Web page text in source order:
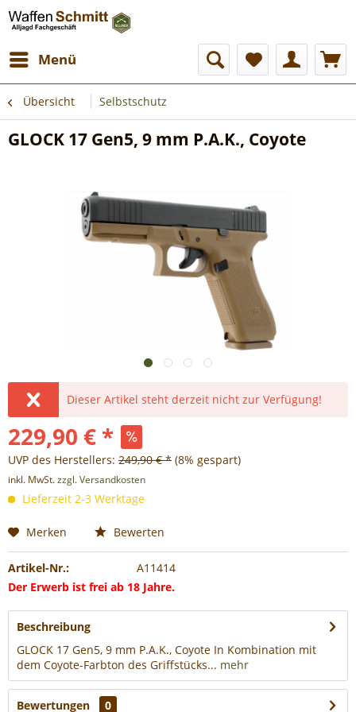
Menü
Übersicht Selbstschutz
GLOCK 17 Gen5, 9 mm P.A.K., Coyote
Dieser Artikel steht derzeit nicht zur Verfügung!
229,90 € *
UVP des Herstellers: 249,90 € * (8% gespart)
inkl. MwSt.zzgl. Versandkosten
Lieferzeit 2-3 Werktage
Merken Bewerten
Artikel-Nr.:
A11414
Der Erwerb ist frei ab 18 Jahre.
Beschreibung
GLOCK 17 Gen5, 9 mm P.A.K., Coyote In Kombination mit
dem Coyote-Farbton des Griffstücks... mehr
Bewertungen 0